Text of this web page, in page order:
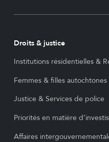
Droits & justice
Institutions résidentielles &
Femmes & filles autochtones
Justice & Services de police
Priorités en matière
Affaires